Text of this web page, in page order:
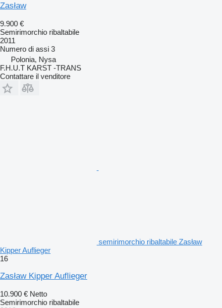
Zasław
9.900 €
Semirimorchio ribaltabile
2011
Numero di assi 3
Polonia, Nysa
F.H.U.T KARST -TRANS
Contattare il venditore
semirimorchio ribaltabile Zasław
Kipper Auflieger
16
Zasław Kipper Auflieger
10.900 € Netto
Semirimorchio ribaltabile